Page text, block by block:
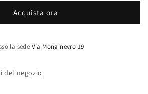
Acquista ora
la sede Via Monginevro 19
del negozio